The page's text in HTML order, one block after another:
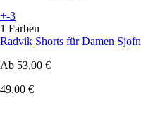
+-3
1 Farben
Radvik Shorts für Damen Sjofn
Ab 53,00 €
49,00 €